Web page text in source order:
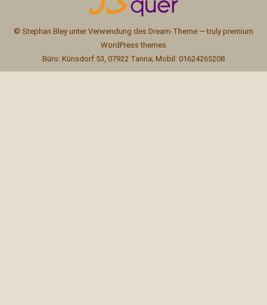
© Stephan Bley unter Verwendung des Dream-Theme — truly premium
WordPress themes
Büro: Künsdorf 53, 07922 Tanna; Mobil: 01624265208